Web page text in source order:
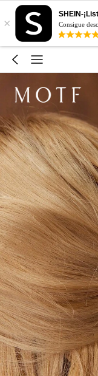
×
SHEIN-
Consigue